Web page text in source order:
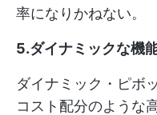
率になりかねない。
5.ダイナミックな機
ダイナミック・ピボ
コスト配分のような